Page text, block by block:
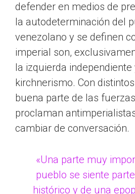
defender en medios de
la autodeterminación del
venezolano y se definen
imperial son,
la izquierda
kirchnerismo. Con
buena parte de las
proclaman
cambiar de conversación.
«Una parte muy
pueblo se siente
histórico y de una